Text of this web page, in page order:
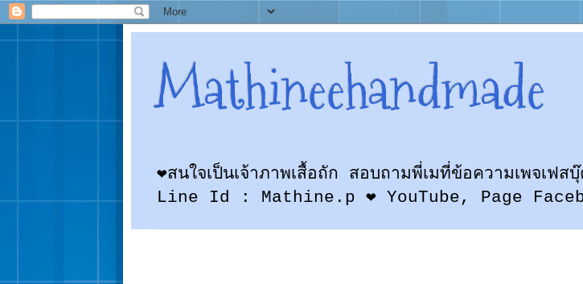
Mathineehandmade
❤สนใจเป็นเจ้าภาพเสื้อถัก สอบถามพี่เมที่ข้อความเพจ
Line Id : Mathine.p ❤ YouTube, Page